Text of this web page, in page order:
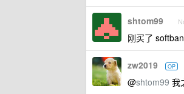
shtom99
刚买了
zw2019 OP
@shtom99 我